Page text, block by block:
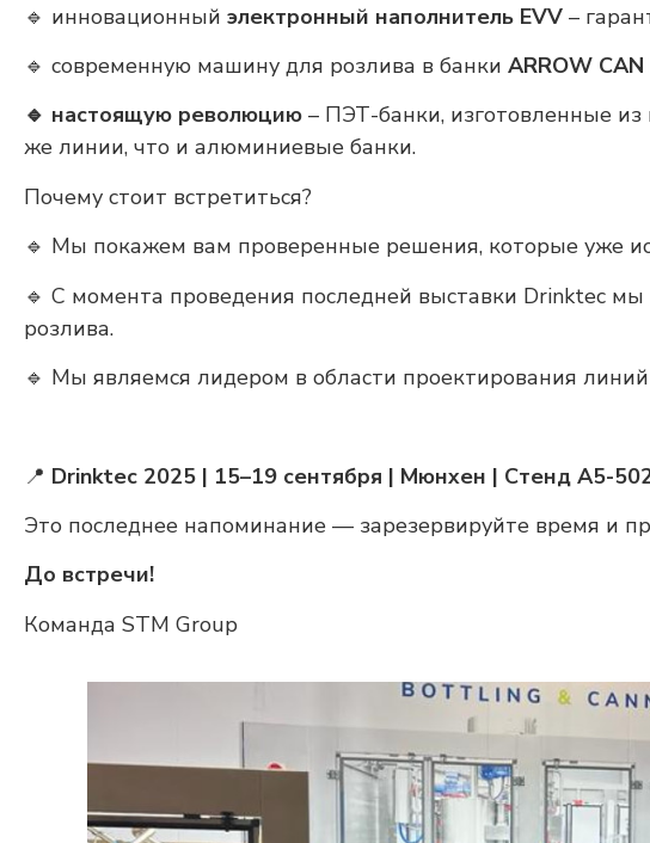
🔹 инновационный электронный наполнитель EVV –
🔹 современную машину для розлива в банки ARROW CAN
🔹 настоящую революцию – ПЭТ-банки, изготовленные
же линии, что и алюминиевые банки.
Почему стоит встретиться?
🔹 Мы покажем вам проверенные решения, которые уже
🔹 С момента проведения последней выставки Drinktec
розлива.
🔹 Мы являемся лидером в области проектирования
📍 Drinktec 2025 | 15–19 сентября | Мюнхен | Стенд A5-
Это последнее напоминание — зарезервируйте время и
До встречи!
Команда STM Group